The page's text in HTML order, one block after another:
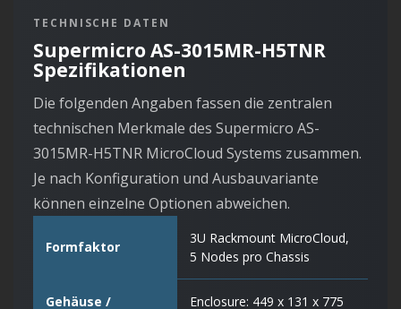
TECHNISCHE DATEN
Supermicro AS-3015MR-H5TNR
Spezifikationen
Die folgenden Angaben fassen die zentralen
technischen Merkmale des Supermicro AS-
3015MR-H5TNR MicroCloud Systems zusammen.
Je nach Konfiguration und Ausbauvariante
können einzelne Optionen abweichen.
Formfaktor
3U Rackmount MicroCloud,
5 Nodes pro Chassis
Gehäuse /
Enclosure: 449 x 131 x 775